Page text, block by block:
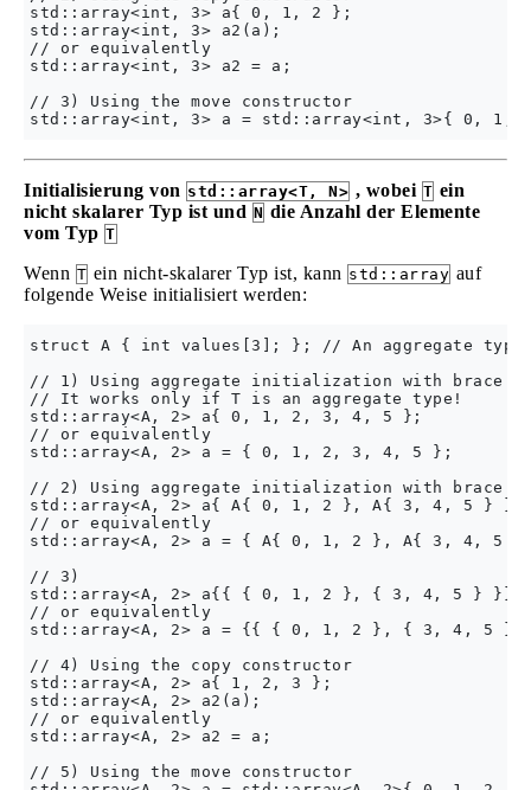
std::array<int, 3> a{ 0, 1, 2 };
std::array<int, 3> a2(a);
// or equivalently
std::array<int, 3> a2 = a;
// 3) Using the move constructor
Initialisierung von std::array<T, N> , wobei T ein
nicht skalarer Typ ist und N die Anzahl der Elemente
vom Typ T
Wenn T ein nicht-skalarer Typ ist, kann std::array auf
folgende Weise initialisiert werden:
struct A { int values[3]; }; // An aggregate type
// 1) Using aggregate initialization with brace
// It works only if T is an aggregate type!
std::array<A, 2> a{ 0, 1, 2, 3, 4, 5 };
// or equivalently
std::array<A, 2> a = { 0, 1, 2, 3, 4, 5 };
// 2) Using aggregate initialization with brace
std::array<A, 2> a{ A{ 0, 1, 2 }, A{ 3, 4, 5 } };
// or equivalently
std::array<A, 2> a = { A{ 0, 1, 2 }, A{ 3, 4, 5
// 3)
std::array<A, 2> a{{ { 0, 1, 2 }, { 3, 4, 5 } }};
// or equivalently
std::array<A, 2> a = {{ { 0, 1, 2 }, { 3, 4, 5 }
// 4) Using the copy constructor
std::array<A, 2> a{ 1, 2, 3 };
std::array<A, 2> a2(a);
// or equivalently
std::array<A, 2> a2 = a;
// 5) Using the move constructor